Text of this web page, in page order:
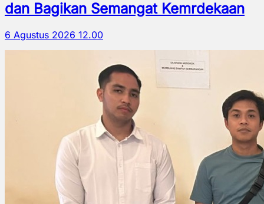
dan Bagikan Semangat Kemrdekaan
6 Agustus 2026 12.00